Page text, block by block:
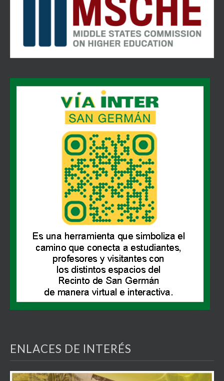
ENLACES DE INTERÉS